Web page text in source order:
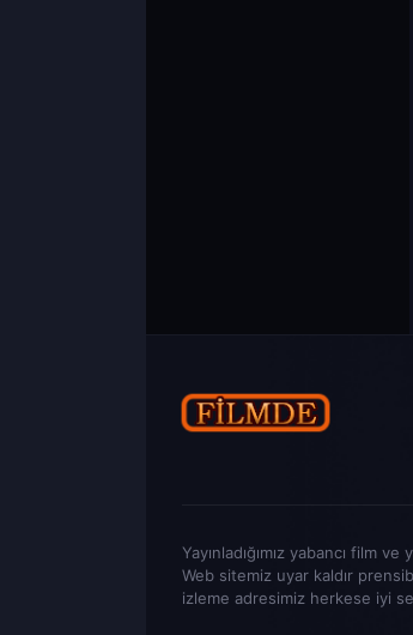
Yayınladığımız yabancı film
Web sitemiz uyar kaldır
izleme adresimiz herkese iyi